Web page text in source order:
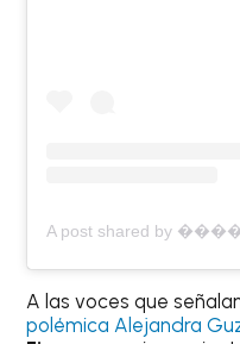
A las voces que
polémica Alejandra